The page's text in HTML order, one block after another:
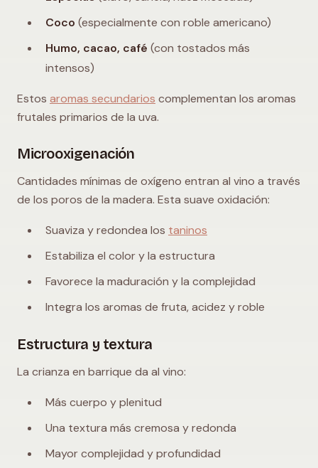
Coco (especialmente con roble americano)
Humo, cacao, café (con tostados más
intensos)
Estos aromas secundarios complementan los aromas
frutales primarios de la uva.
Microoxigenación
Cantidades mínimas de oxígeno entran al vino a través
de los poros de la madera. Esta suave oxidación:
Suaviza y redondea los taninos
Estabiliza el color y la estructura
Favorece la maduración y la complejidad
Integra los aromas de fruta, acidez y roble
Estructura y textura
La crianza en barrique da al vino:
Más cuerpo y plenitud
Una textura más cremosa y redonda
Mayor complejidad y profundidad